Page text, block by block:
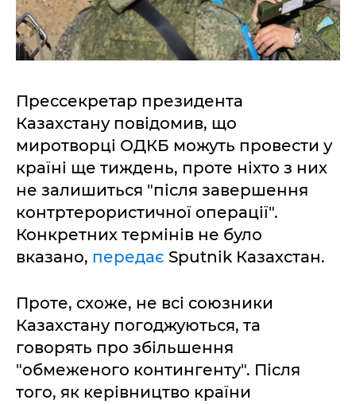
Прессекретар президента
Казахстану повідомив, що
миротворці ОДКБ можуть провести у
країні ще тиждень, проте ніхто з них
не залишиться "після завершення
контртерористичної операції".
Конкретних термінів не було
вказано, передає Sputnik Казахстан.
Проте, схоже, не всі союзники
Казахстану погоджуються, та
говорять про збільшення
"обмеженого контингенту". Після
того, як керівництво країни